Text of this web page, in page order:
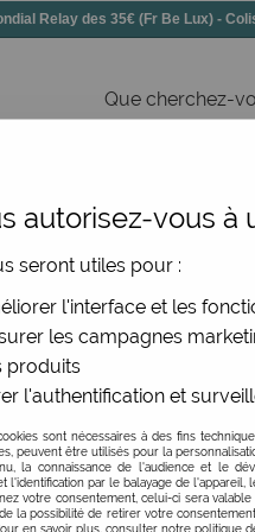
Relay des 35€ (Fr Be Lux) -
vintage coloré
de manière
Circus conçoit des
la féminité et la
grand confort du bout
autorisez-vous à
seront utiles pour :
l'interface et les
les campagnes
produits
l'authentification et
sont nécessaires à des fins
peuvent être utilisés pour la
la connaissance de l'audience et le
l'identification par le balayage de
votre consentement, celui-ci sera
la possibilité de retirer votre
en savoir plus, consulter notre politique